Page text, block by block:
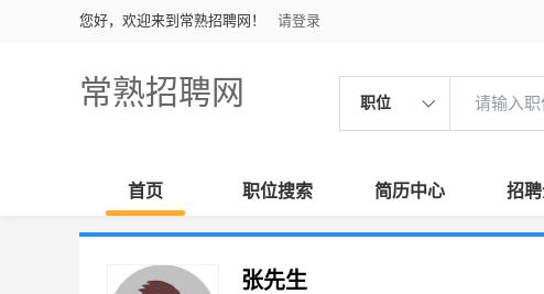
您好，欢迎来到常熟招聘网！ 请登录
常熟招聘网 职位
首页 职位搜索 简历中心 招
张先生